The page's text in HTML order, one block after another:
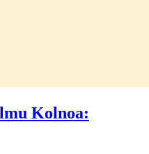
Kolnoa: